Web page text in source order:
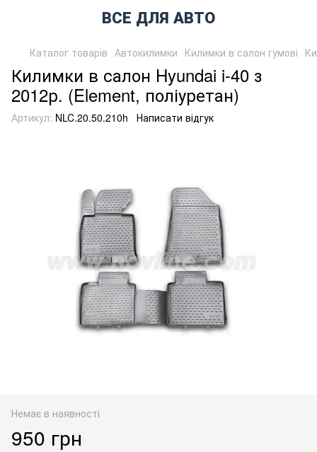
ВСЕ ДЛЯ АВТО
Каталог товарів Автокилимки Килимки в салон гумові
Килимки в салон Hyundai i-40 з
2012р. (Element, поліуретан)
Артикул: NLC.20.50.210h Написати відгук
Немає в наявності
950 грн